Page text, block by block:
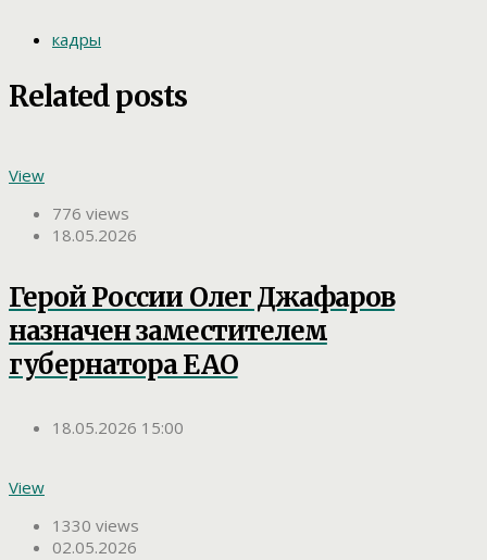
кадры
Related posts
View
776 views
18.05.2026
Герой России Олег Джафаров
назначен заместителем
губернатора ЕАО
18.05.2026 15:00
View
1330 views
02.05.2026